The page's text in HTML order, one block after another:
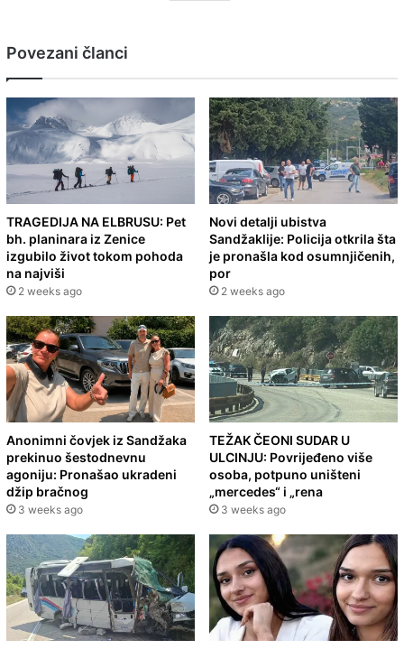
Povezani članci
TRAGEDIJA NA ELBRUSU: Pet
bh. planinara iz Zenice
izgubilo život tokom pohoda
na najviši
2 weeks ago
Novi detalji ubistva
Sandžaklije: Policija otkrila šta
je pronašla kod osumnjičenih,
por
2 weeks ago
Anonimni čovjek iz Sandžaka
prekinuo šestodnevnu
agoniju: Pronašao ukradeni
džip bračnog
3 weeks ago
TEŽAK ČEONI SUDAR U
ULCINJU: Povrijeđeno više
osoba, potpuno uništeni
„mercedes“ i „rena
3 weeks ago